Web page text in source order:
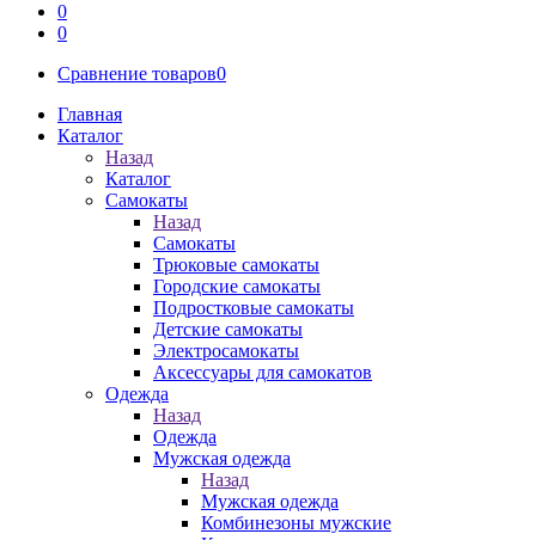
0
0
Сравнение товаров0
Главная
Каталог
Назад
Каталог
Самокаты
Назад
Самокаты
Трюковые самокаты
Городские самокаты
Подростковые самокаты
Детские самокаты
Электросамокаты
Аксессуары для самокатов
Одежда
Назад
Одежда
Мужская одежда
Назад
Мужская одежда
Комбинезоны мужские